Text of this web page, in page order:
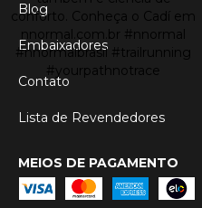
Blog
Embaixadores
Contato
Lista de Revendedores
MEIOS DE PAGAMENTO